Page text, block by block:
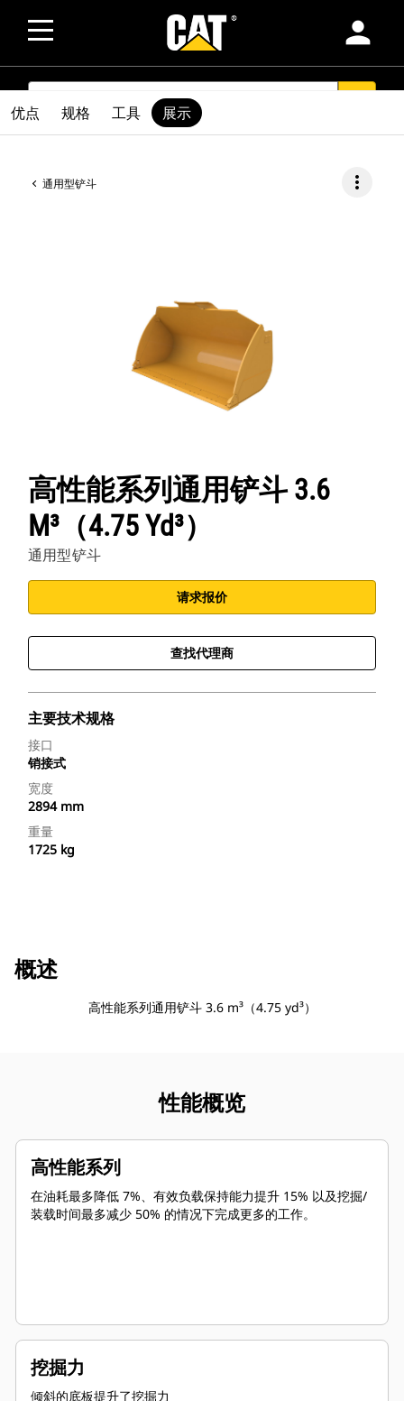
person
SEARCH
通用型铲斗 more_vert
高性能系列通用铲斗 3.6
M³（4.75 Yd³）
通用型铲斗
请求报价
查找代理商
主要技术规格
接口
销接式
宽度
2894 mm
重量
1725 kg
优点 规格 工具 展示
概述
高性能系列通用铲斗 3.6 m³（4.75 yd³）
性能概览
高性能系列
在油耗最多降低 7%、有效负载保持能力提升 15% 以及挖掘/
装载时间最多减少 50% 的情况下完成更多的工作。
挖掘力
倾斜的底板提升了挖掘力